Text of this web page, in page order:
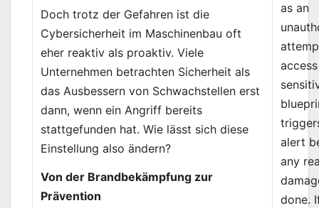
Doch trotz der Gefahren ist die
Cybersicherheit im Maschinenbau oft
eher reaktiv als proaktiv. Viele
Unternehmen betrachten Sicherheit als
das Ausbessern von Schwachstellen erst
dann, wenn ein Angriff bereits
stattgefunden hat. Wie lässt sich diese
Einstellung also ändern?
Von der Brandbekämpfung zur
Prävention
as an
access
alert
any
done.